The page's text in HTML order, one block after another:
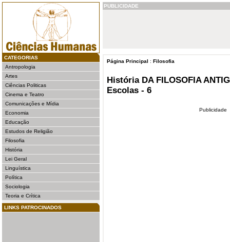
CATEGORIAS
Antropologia
Artes
Ciências Politicas
Cinema e Teatro
Comunicações e Mídia
Economia
Educação
Estudos de Religião
Filosofia
História
Lei Geral
Linguística
Política
Sociologia
Teoria e Crítica
LINKS PATROCINADOS
PUBLICIDADE
Página Principal : Filosofia
História DA FILOSOFIA
Escolas - 6
Publicidade